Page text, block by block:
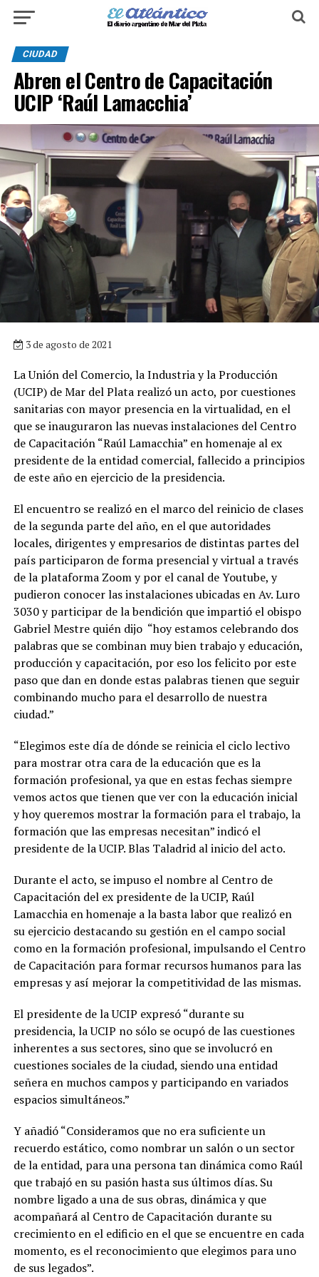
CIUDAD
Abren el Centro de Capacitación
UCIP ‘Raúl Lamacchia’
3 de agosto de 2021
La Unión del Comercio, la Industria y la Producción
(UCIP) de Mar del Plata realizó un acto, por cuestiones
sanitarias con mayor presencia en la virtualidad, en el
que se inauguraron las nuevas instalaciones del Centro
de Capacitación “Raúl Lamacchia” en homenaje al ex
presidente de la entidad comercial, fallecido a principios
de este año en ejercicio de la presidencia.
El encuentro se realizó en el marco del reinicio de clases
de la segunda parte del año, en el que autoridades
locales, dirigentes y empresarios de distintas partes del
país participaron de forma presencial y virtual a través
de la plataforma Zoom y por el canal de Youtube, y
pudieron conocer las instalaciones ubicadas en Av. Luro
3030 y participar de la bendición que impartió el obispo
Gabriel Mestre quién dijo “hoy estamos celebrando dos
palabras que se combinan muy bien trabajo y educación,
producción y capacitación, por eso los felicito por este
paso que dan en donde estas palabras tienen que seguir
combinando mucho para el desarrollo de nuestra
ciudad.”
“Elegimos este día de dónde se reinicia el ciclo lectivo
para mostrar otra cara de la educación que es la
formación profesional, ya que en estas fechas siempre
vemos actos que tienen que ver con la educación inicial
y hoy queremos mostrar la formación para el trabajo, la
formación que las empresas necesitan” indicó el
presidente de la UCIP. Blas Taladrid al inicio del acto.
Durante el acto, se impuso el nombre al Centro de
Capacitación del ex presidente de la UCIP, Raúl
Lamacchia en homenaje a la basta labor que realizó en
su ejercicio destacando su gestión en el campo social
como en la formación profesional, impulsando el Centro
de Capacitación para formar recursos humanos para las
empresas y así mejorar la competitividad de las mismas.
El presidente de la UCIP expresó “durante su
presidencia, la UCIP no sólo se ocupó de las cuestiones
inherentes a sus sectores, sino que se involucró en
cuestiones sociales de la ciudad, siendo una entidad
señera en muchos campos y participando en variados
espacios simultáneos.”
Y añadió “Consideramos que no era suficiente un
recuerdo estático, como nombrar un salón o un sector
de la entidad, para una persona tan dinámica como Raúl
que trabajó en su pasión hasta sus últimos días. Su
nombre ligado a una de sus obras, dinámica y que
acompañará al Centro de Capacitación durante su
crecimiento en el edificio en el que se encuentre en cada
momento, es el reconocimiento que elegimos para uno
de sus legados”.